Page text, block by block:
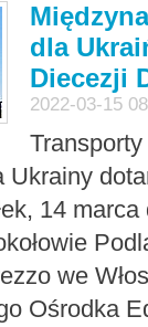
dla
Diecezji
2022-03-15
14
we
Ośrodka